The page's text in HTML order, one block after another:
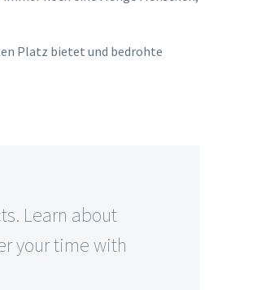
Platz bietet und bedrohte
Learn about
your time with